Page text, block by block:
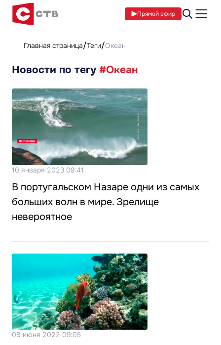
Прямой эфир
Главная страница Теги Океан
Новости по тегу #Океан
10 января 2023 09:41
В португальском Назаре одни из самых
больших волн в мире. Зрелище
невероятное
08 июня 2022 09:05